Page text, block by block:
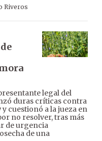
Riveros
legal del
duras críticas contra
y cuestionó a la jueza en
no resolver, tras más
de urgencia
de una